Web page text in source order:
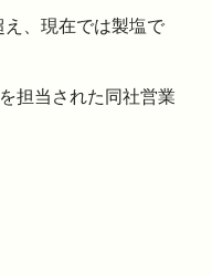
、現在では製塩で
担当された同社営業